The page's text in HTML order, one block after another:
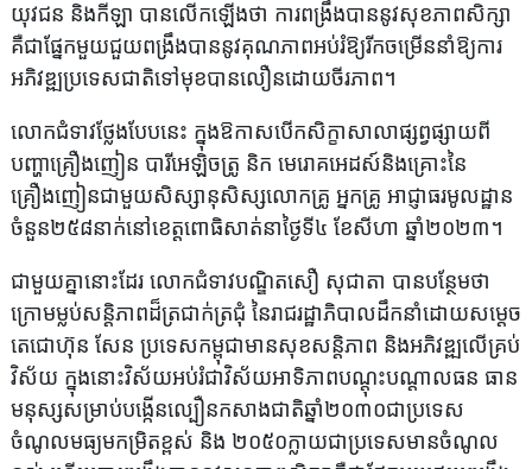
យុវជន និងកីឡា បានលើកឡើងថា ការពង្រឹងបាននូវសុខភាពសិក្សា
គឺជាផ្នែកមួយជួយពង្រឹងបាននូវគុណភាពអប់រំឱ្យរីកចម្រើននាំឱ្យការ
អភិវឌ្ឍប្រទេសជាតិទៅមុខបានលឿនដោយចីរភាព។
លោកជំទាវថ្លែងបែបនេះ ក្នុងឱកាសបើកសិក្ខាសាលាផ្សព្វផ្សាយពី
បញ្ហាគ្រឿងញៀន បារីអេឡិចត្រូ និក មេរោគអេដស៍និងគ្រោះនៃ
គ្រឿងញៀនជាមួយសិស្សានុសិស្សលោកគ្រូ អ្នកគ្រូ អាជ្ញាធរមូលដ្ឋាន
ចំនួន២៥៨នាក់នៅខេត្តពោធិសាត់នាថ្ងៃទី៤ ខែសីហា ឆ្នាំ២០២៣។
ជាមួយគ្នានោះដែរ លោកជំទាវបណ្ឌិតសឿ សុជាតា បានបន្ថែមថា
ក្រោមម្លប់សន្តិភាពដ៏ត្រជាក់ត្រជុំ នៃរាជរដ្ឋាភិបាលដឹកនាំដោយសម្តេច
តេជោហ៊ុន សែន ប្រទេសកម្ពុជាមានសុខសន្តិភាព និងអភិវឌ្ឍលើគ្រប់
វិស័យ ក្នុងនោះវិស័យអប់រំជាវិស័យអាទិភាពបណ្តុះបណ្តាលធន ធាន
មនុស្សសម្រាប់បង្កើនល្បឿនកសាងជាតិឆ្នាំ២០៣០ជាប្រទេស
ចំណូលមធ្យមកម្រិតខ្ពស់ និង ២០៥០ក្លាយជាប្រទេសមានចំណូល